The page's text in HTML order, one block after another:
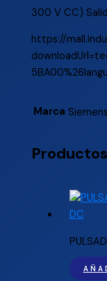
300 V CC)
https://
Marca Siemens